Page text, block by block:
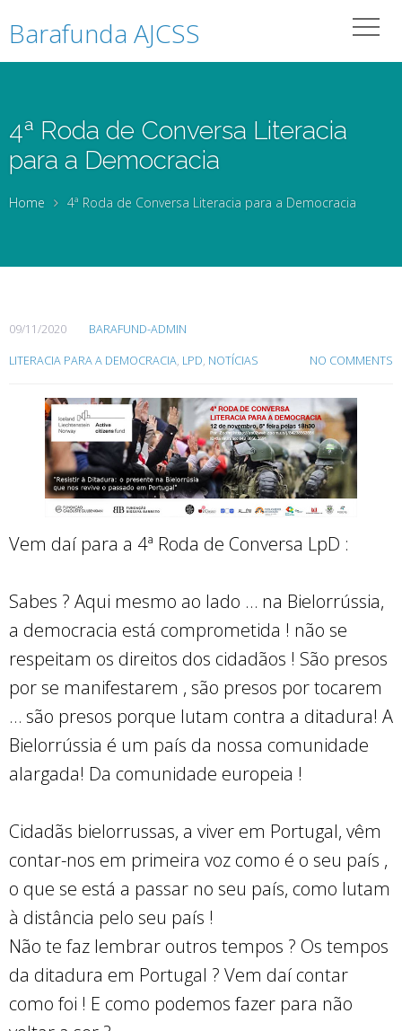
Barafunda AJCSS
4ª Roda de Conversa Literacia
para a Democracia
Home 4ª Roda de Conversa Literacia para a Democracia
09/11/2020 BARAFUND-ADMIN
LITERACIA PARA A DEMOCRACIA, LPD, NOTÍCIAS NO COMMENTS
Vem daí para a 4ª Roda de Conversa LpD :
Sabes ? Aqui mesmo ao lado … na Bielorrússia,
a democracia está comprometida ! não se
respeitam os direitos dos cidadãos ! São presos
por se manifestarem , são presos por tocarem
… são presos porque lutam contra a ditadura! A
Bielorrússia é um país da nossa comunidade
alargada! Da comunidade europeia !
Cidadãs bielorrussas, a viver em Portugal, vêm
contar-nos em primeira voz como é o seu país ,
o que se está a passar no seu país, como lutam
à distância pelo seu país !
Não te faz lembrar outros tempos ? Os tempos
da ditadura em Portugal ? Vem daí contar
como foi ! E como podemos fazer para não